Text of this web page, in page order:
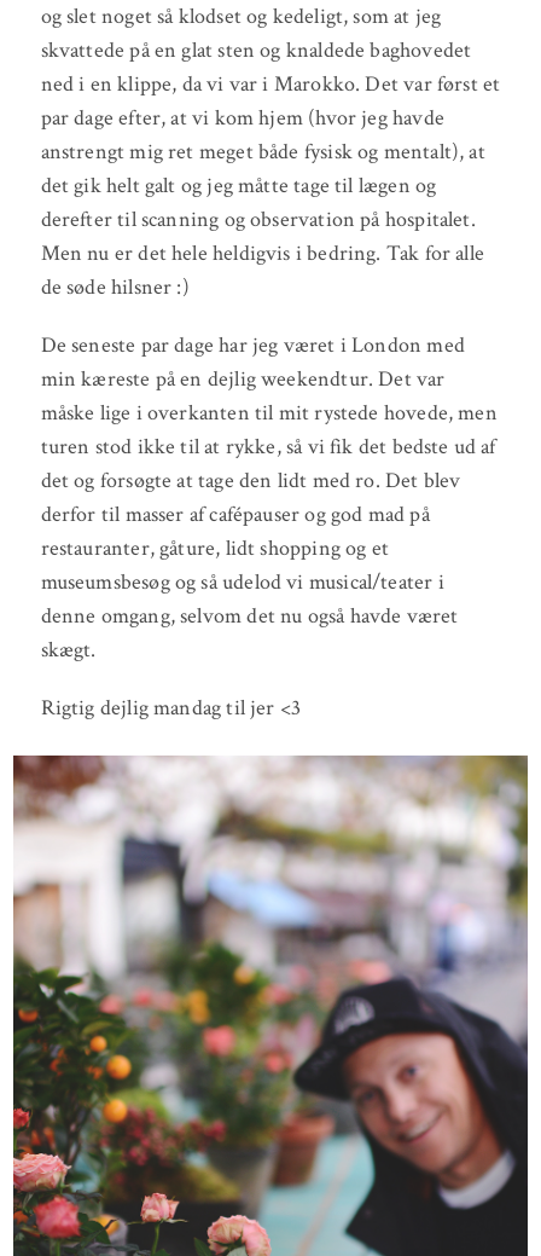
og slet noget så klodset og kedeligt, som at jeg
skvattede på en glat sten og knaldede baghovedet
ned i en klippe, da vi var i Marokko. Det var først et
par dage efter, at vi kom hjem (hvor jeg havde
anstrengt mig ret meget både fysisk og mentalt), at
det gik helt galt og jeg måtte tage til lægen og
derefter til scanning og observation på hospitalet.
Men nu er det hele heldigvis i bedring. Tak for alle
de søde hilsner :)
De seneste par dage har jeg været i London med
min kæreste på en dejlig weekendtur. Det var
måske lige i overkanten til mit rystede hovede, men
turen stod ikke til at rykke, så vi fik det bedste ud af
det og forsøgte at tage den lidt med ro. Det blev
derfor til masser af cafépauser og god mad på
restauranter, gåture, lidt shopping og et
museumsbesøg og så udelod vi musical/teater i
denne omgang, selvom det nu også havde været
skægt.
Rigtig dejlig mandag til jer <3